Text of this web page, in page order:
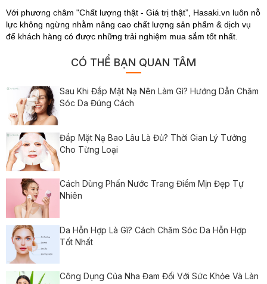
Với phương châm "Chất lượng thật - Giá trị thật”, Hasaki.vn luôn nỗ
lực không ngừng nhằm nâng cao chất lượng sản phẩm & dịch vụ
để khách hàng có được những trải nghiệm mua sắm tốt nhất.
CÓ THỂ BẠN QUAN TÂM
Sau Khi Đắp Mặt Nạ Nên Làm Gì? Hướng Dẫn Chăm
Sóc Da Đúng Cách
Đắp Mặt Nạ Bao Lâu Là Đủ? Thời Gian Lý Tưởng
Cho Từng Loại
Cách Dùng Phấn Nước Trang Điểm Mịn Đẹp Tự
Nhiên
Da Hỗn Hợp Là Gì? Cách Chăm Sóc Da Hỗn Hợp
Tốt Nhất
Công Dụng Của Nha Đam Đối Với Sức Khỏe Và Làn